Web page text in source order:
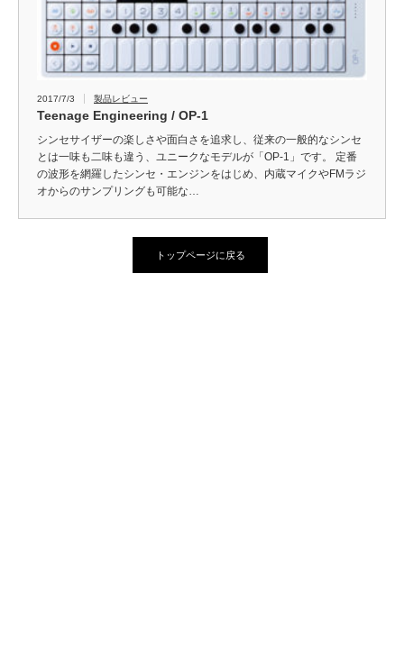
2017/7/3 製品レビュー
Teenage Engineering / OP-1
シンセサイザーの楽しさや面白さを追求し、従来の一般的なシンセ
とは一味も二味も違う、ユニークなモデルが「OP-1」です。 定番
の波形を網羅したシンセ・エンジンをはじめ、内蔵マイクやFMラジ
オからのサンプリングも可能な…
トップページに戻る